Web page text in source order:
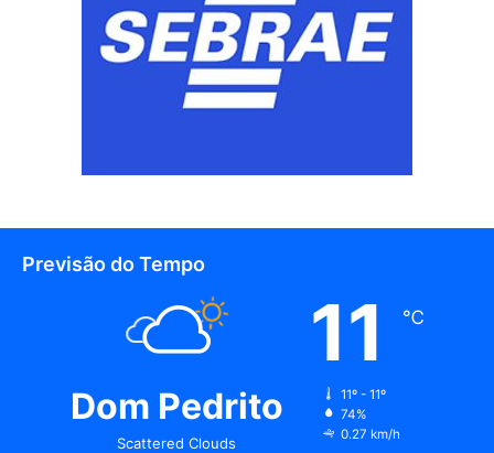
Previsão do Tempo
Dom Pedrito
Scattered Clouds
11 ℃
11º - 11º
74%
0.27 km/h